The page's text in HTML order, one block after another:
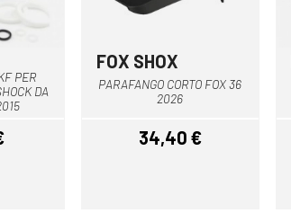
MISURARE:
PER
DA
Nero
FOX SHOX
PARAFANGO CORTO FOX 36
2026
Prezzo
34,40 €